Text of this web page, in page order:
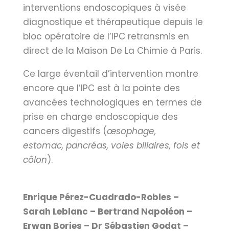
interventions endoscopiques à visée
diagnostique et thérapeutique depuis le
bloc opératoire de l’IPC retransmis en
direct de la Maison De La Chimie à Paris.
Ce large éventail d’intervention montre
encore que l’IPC est à la pointe des
avancées technologiques en termes de
prise en charge endoscopique des
cancers digestifs (œsophage,
estomac, pancréas, voies biliaires, fois et
côlon).
Enrique Pérez-Cuadrado-Robles –
Sarah Leblanc – Bertrand Napoléon –
Erwan Bories – Dr Sébastien Godat –